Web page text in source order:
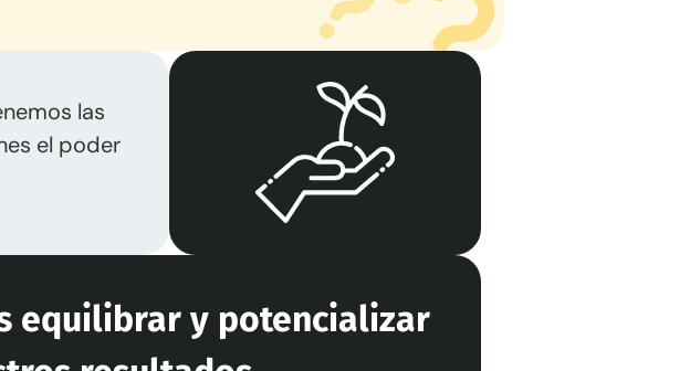
las
el poder
equilibrar y potencializar